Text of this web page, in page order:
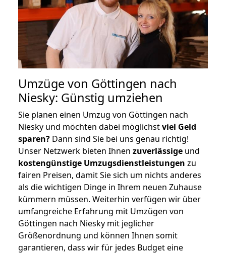
Umzüge von Göttingen nach
Niesky: Günstig umziehen
Sie planen einen Umzug von Göttingen nach
Niesky und möchten dabei möglichstviel Geld
sparen? Dann sind Sie bei uns genau richtig!
Unser Netzwerk bieten Ihnen zuverlässige und
kostengünstige Umzugsdienstleistungen zu
fairen Preisen, damit Sie sich um nichts anderes
als die wichtigen Dinge in Ihrem neuen Zuhause
kümmern müssen. Weiterhin verfügen wir über
umfangreiche Erfahrung mit Umzügen von
Göttingen nach Niesky mit jeglicher
Größenordnung und können Ihnen somit
garantieren, dass wir für jedes Budget eine